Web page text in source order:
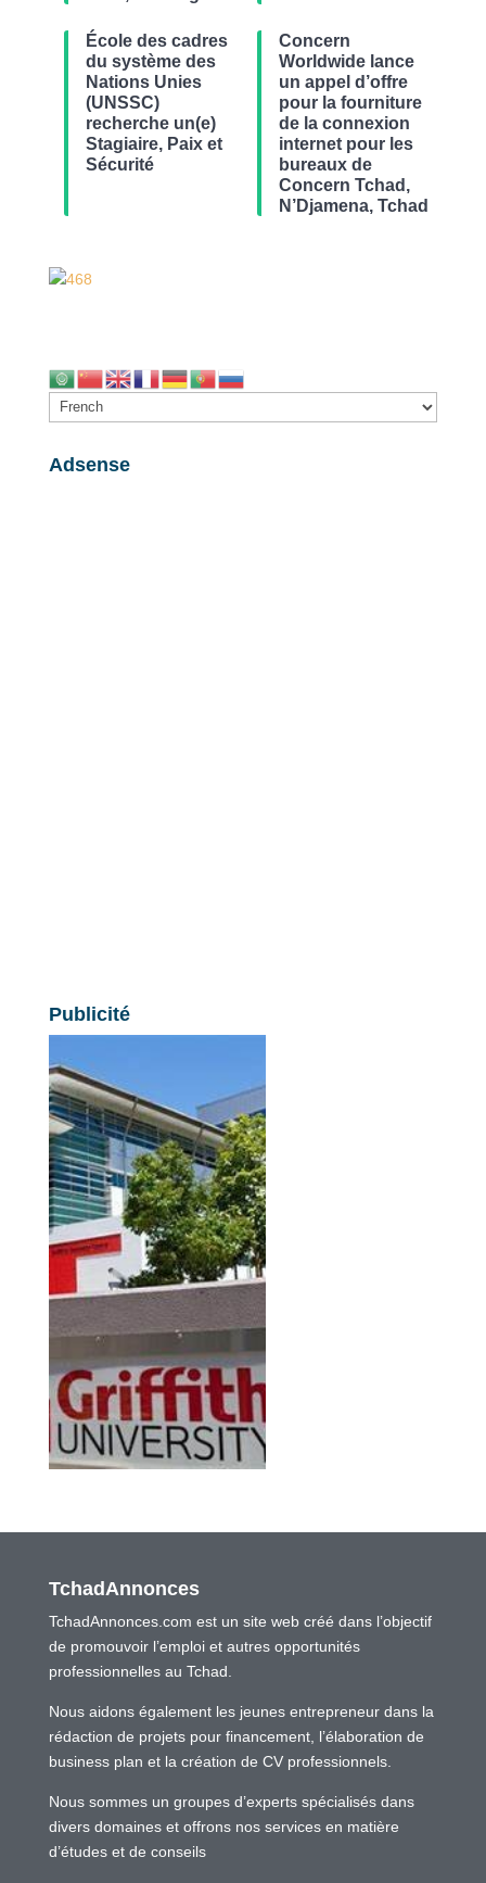
École des cadres
du système des
Nations Unies
(UNSSC)
recherche un(e)
Stagiaire, Paix et
Sécurité
Concern
Worldwide lance
un appel d’offre
pour la fourniture
de la connexion
internet pour les
bureaux de
Concern Tchad,
N’Djamena, Tchad
Adsense
Publicité
TchadAnnonces
TchadAnnonces.com est un site web créé dans l’objectif
de promouvoir l’emploi et autres opportunités
professionnelles au Tchad.
Nous aidons également les jeunes entrepreneur dans la
rédaction de projets pour financement, l’élaboration de
business plan et la création de CV professionnels.
Nous sommes un groupes d’experts spécialisés dans
divers domaines et offrons nos services en matière
d’études et de conseils